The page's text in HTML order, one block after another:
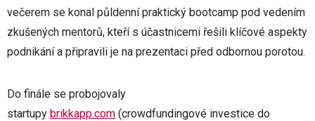
večerem se konal půldenní praktický bootcamp pod vedením
zkušených mentorů, kteří s účastnicemi řešili klíčové aspekty
podnikání a připravili je na prezentaci před odbornou porotou.
Do finále se probojovaly
startupy brikkapp.com (crowdfundingové investice do